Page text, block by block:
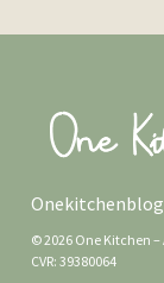
© 2026 One Kitchen
CVR: 39380064